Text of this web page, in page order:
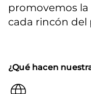
promovemos
cada rincón del
¿Qué hacen